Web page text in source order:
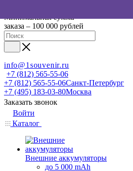
Минимальная сумма
заказа – 100 000 рублей
info@1souvenir.ru
+7 (812) 565-55-06
+7 (812) 565-55-06Санкт-Петербург
+7 (495) 183-03-80Москва
Заказать звонок
Войти
Каталог
Внешние аккумуляторы
до 5 000 mAh